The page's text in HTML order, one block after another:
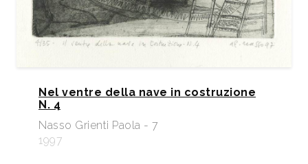
Nel ventre della nave in costruzione
N. 4
Nasso Grienti Paola - 7
1997